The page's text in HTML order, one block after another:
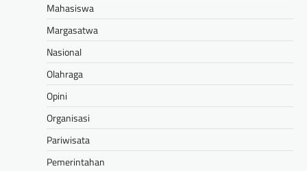
Mahasiswa
Margasatwa
Nasional
Olahraga
Opini
Organisasi
Pariwisata
Pemerintahan